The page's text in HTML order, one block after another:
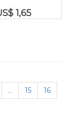
1,65
... 15
16